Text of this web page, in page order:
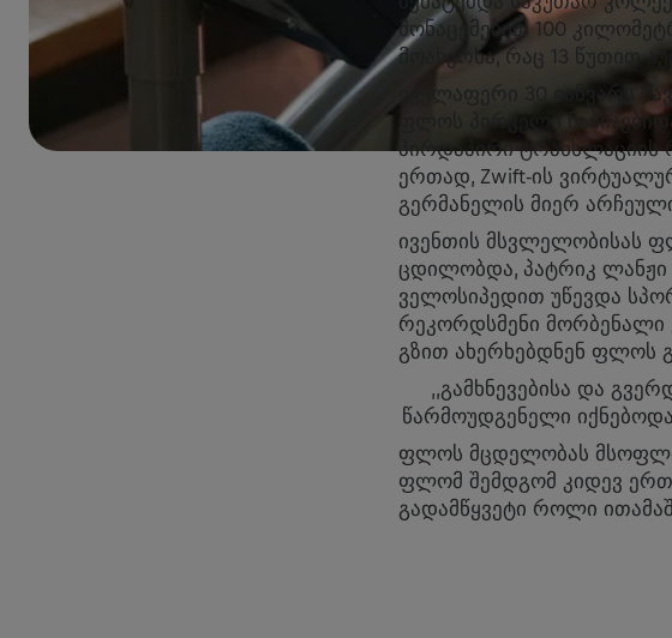
მონაცემებით 100
მოახერხა, რაც 13 წუთით
ყველაფერი 30 იანვარს
ფლოს პირველი
პირდაპირი ტრანსლაციის
ერთად, Zwift-ის
გერმანელის მიერ
ივენთის მსვლელობისას
ცდილობდა, პატრიკ ლანჟი
ველოსიპედით უწევდა
რეკორდსმენი მორბენალი
გზით ახერხებდნენ ფლოს
,,გამხნევებისა და
წარმოუდგენელი
ფლოს მცდელობას
ფლომ შემდგომ კიდევ
გადამწყვეტი როლი